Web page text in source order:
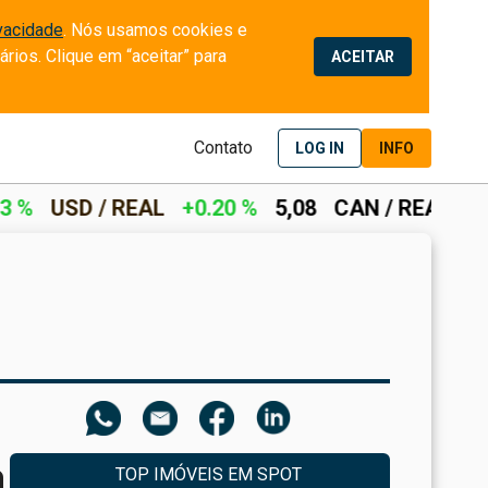
. Nós usamos cookies e
Clique em “aceitar” para
ACEITAR
Contato LOG IN INFO
+0.20 % 5,08 CAN / REAL +0.28 % 3,62
TOP IMÓVEIS EM SPOT